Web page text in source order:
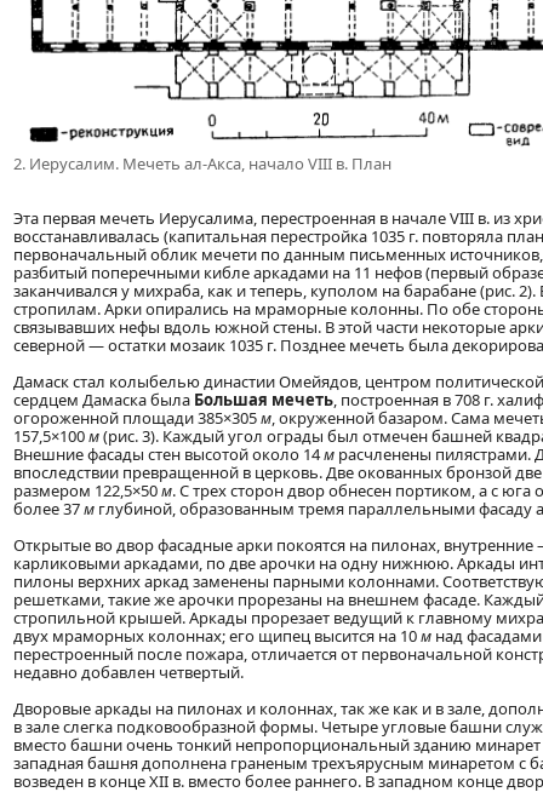
2. Иерусалим. Мечеть ал-Акса, начало VIII в. План
Эта первая мечеть Иерусалима, перестроенная в начале VIII в. из
восстанавливалась (капитальная перестройка 1035 г. повторяла
первоначальный облик мечети по данным письменных источников,
разбитый поперечными кибле аркадами на 11 нефов (первый
заканчивался у михраба, как и теперь, куполом на барабане (рис.
стропилам. Арки опирались на мраморные колонны. По обе
связывавших нефы вдоль южной стены. В этой части некоторые
северной — остатки мозаик 1035 г. Позднее мечеть была
Дамаск стал колыбелью династии Омейядов, центром
сердцем Дамаска была Большая мечеть, построенная в 708 г.
огороженной площади 385×305м, окруженной базаром. Сама
157,5×100м(рис. 3). Каждый угол ограды был отмечен башней
Внешние фасады стен высотой около 14м расчленены пилястрами.
впоследствии превращенной в церковь. Две окованных бронзой
размером 122,5×50м. С трех сторон двор обнесен портиком, а с
более 37м глубиной, образованным тремя параллельными фасаду
Открытые во двор фасадные арки покоятся на пилонах,
карликовыми аркадами, по две арочки на одну нижнюю. Аркады
пилоны верхних аркад заменены парными колоннами.
решетками, такие же арочки прорезаны на внешнем фасаде.
стропильной крышей. Аркады прорезает ведущий к главному
двух мраморных колоннах; его щипец высится на 10м над
перестроенный после пожара, отличается от первоначальной
недавно добавлен четвертый.
Дворовые аркады на пилонах и колоннах, так же как и в зале,
в зале слегка подковообразной формы. Четыре угловые башни
вместо башни очень тонкий непропорциональный зданию минарет
западная башня дополнена граненым трехъярусным минаретом с
возведен в конце XII в. вместо более раннего. В западном конце